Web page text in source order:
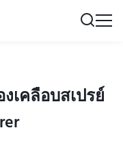
เคลือบสเปรย์